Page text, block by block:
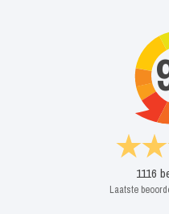
1116
Laatste